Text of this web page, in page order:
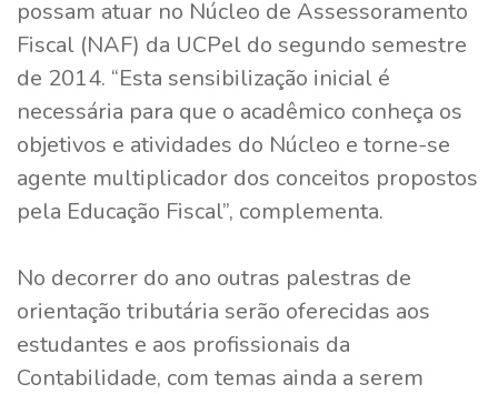
possam atuar no Núcleo de Assessoramento
Fiscal (NAF) da UCPel do segundo semestre
de 2014. “Esta sensibilização inicial é
necessária para que o acadêmico conheça os
objetivos e atividades do Núcleo e torne-se
agente multiplicador dos conceitos propostos
pela Educação Fiscal”, complementa.
No decorrer do ano outras palestras de
orientação tributária serão oferecidas aos
estudantes e aos profissionais da
Contabilidade, com temas ainda a serem